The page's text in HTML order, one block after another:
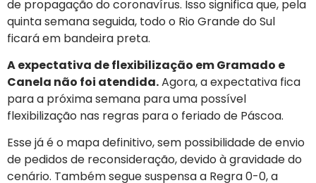
de propagação do coronavírus. Isso significa que, pela
quinta semana seguida, todo o Rio Grande do Sul
ficará em bandeira preta.
A expectativa de flexibilização em Gramado e
Canela não foi atendida.Agora, a expectativa fica
para a próxima semana para uma possível
flexibilização nas regras para o feriado de Páscoa.
Esse já é o mapa definitivo, sem possibilidade de envio
de pedidos de reconsideração, devido à gravidade do
cenário. Também segue suspensa a Regra 0-0, a